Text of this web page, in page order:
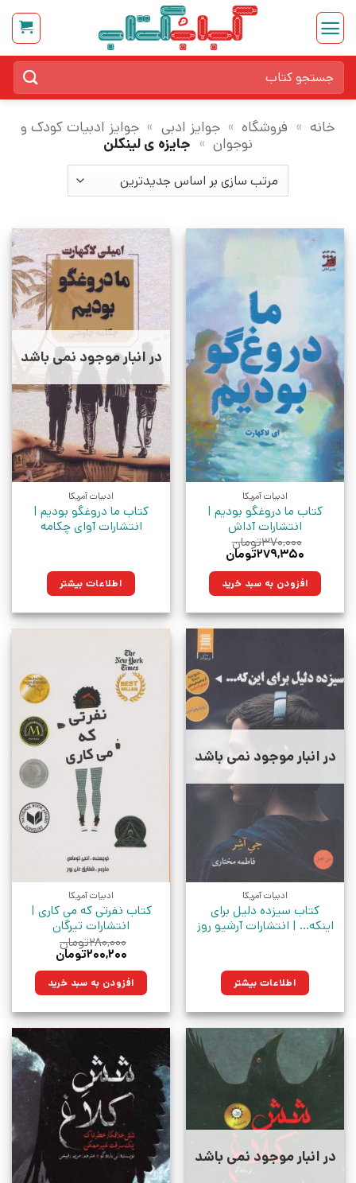
Skip
content
برای:
خانه » فروشگاه » جوایز ادبی » جوایز ادبیات کودک و
نوجوان » جایزه ی لینکلن
ادبیات آمریکا
کتاب ما دروغگو بودیم |
انتشارات آداش
۳۷۰,۰۰۰تومان
قیمت
۳۷۰,۰۰۰تومان
بود.
۲۷۹,۳۵۰تومان
۲۷۹,۳۵۰تومان.افزودن به سبد خرید
در انبار موجود نمی باشد
ادبیات آمریکا
کتاب ما دروغگو بودیم |
انتشارات آوای چکامه
اطلاعات بیشتر
در انبار موجود نمی باشد
ادبیات آمریکا
کتاب سیزده دلیل برای
اینکه… | انتشارات آرشیو روز
اطلاعات بیشتر
ادبیات آمریکا
کتاب نفرتی که می کاری |
انتشارات تیرگان
۲۸۰,۰۰۰تومان
قیمت
۲۸۰,۰۰۰تومان
بود.
۲۰۰,۲۰۰تومان
۲۰۰,۲۰۰تومان.افزودن به سبد خرید
در انبار موجود نمی باشد